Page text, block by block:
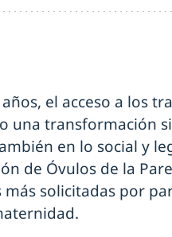
el acceso a los
una transformación
en lo social y
de Óvulos de la
más solicitadas por